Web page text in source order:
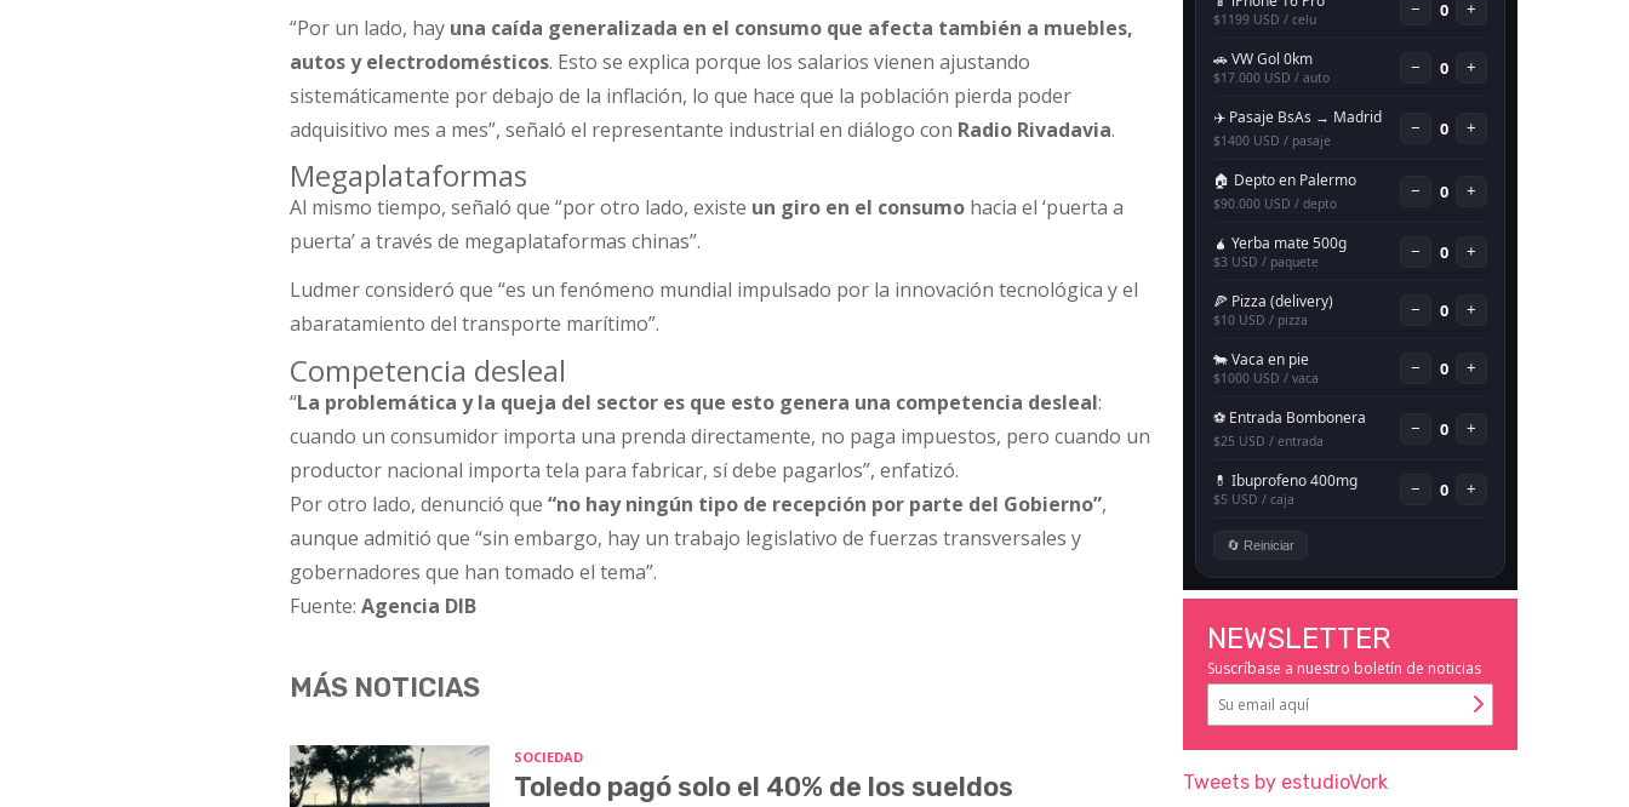
“Por un lado, hay una caída generalizada en el consumo que afecta también a muebles,
autos y electrodomésticos. Esto se explica porque los salarios vienen ajustando
sistemáticamente por debajo de la inflación, lo que hace que la población pierda poder
adquisitivo mes a mes”, señaló el representante industrial en diálogo con Radio Rivadavia.
Megaplataformas
Al mismo tiempo, señaló que “por otro lado, existe un giro en el consumo hacia el ‘puerta a
puerta’ a través de megaplataformas chinas”.
Ludmer consideró que “es un fenómeno mundial impulsado por la innovación tecnológica y el
abaratamiento del transporte marítimo”.
Competencia desleal
“La problemática y la queja del sector es que esto genera una competencia desleal:
cuando un consumidor importa una prenda directamente, no paga impuestos, pero cuando un
productor nacional importa tela para fabricar, sí debe pagarlos”, enfatizó.
Por otro lado, denunció que“no hay ningún tipo de recepción por parte del Gobierno”,
aunque admitió que “sin embargo, hay un trabajo legislativo de fuerzas transversales y
gobernadores que han tomado el tema”.
Fuente:Agencia DIB
MÁS NOTICIAS
SOCIEDAD
Toledo pagó solo el 40% de los sueldos
NEWSLETTER
Suscríbase a nuestro boletín de noticias
Tweets by estudioVork